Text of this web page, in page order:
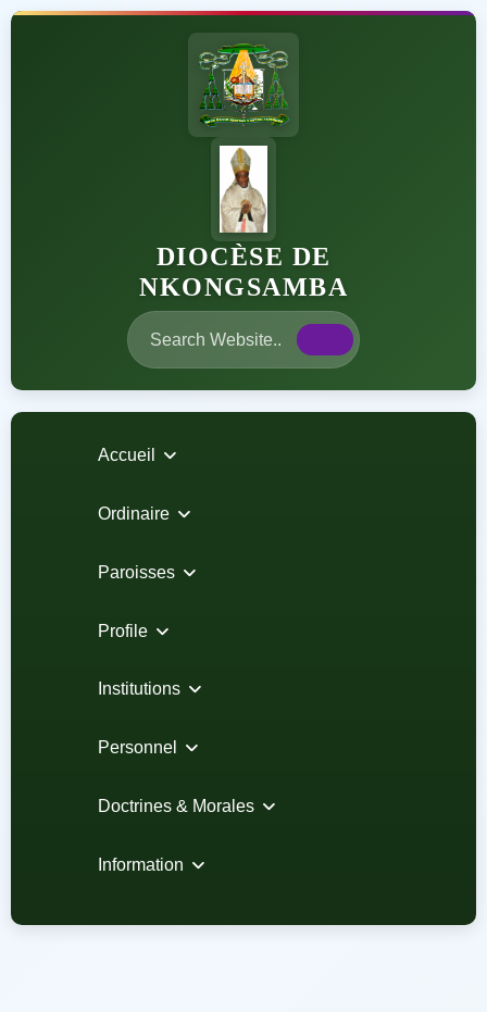
DIOCÈSE DE
NKONGSAMBA
Accueil
Ordinaire
Paroisses
Profile
Institutions
Personnel
Doctrines & Morales
Information